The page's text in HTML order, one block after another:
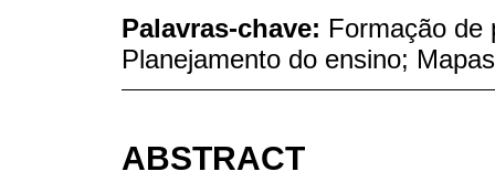
Palavras-chave: Formação de
Planejamento do ensino;
ABSTRACT